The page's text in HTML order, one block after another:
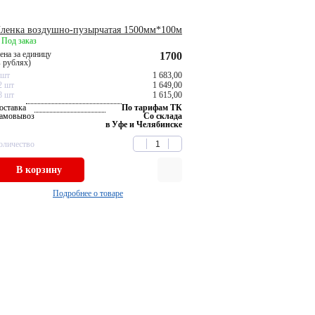
воздушно-пузырчатая 1500мм*100м
Под заказ
за единицу
рублях)
1700
1 683,00
шт
1 649,00
шт
1 615,00
По тарифам ТК
Со склада
в Уфе и Челябинске
В корзину
Подробнее о товаре